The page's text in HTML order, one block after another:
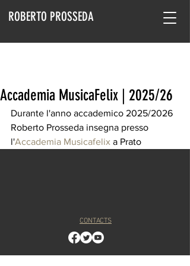
ROBERTO PROSSEDA
Accademia MusicaFelix | 2025/26
Durante l'anno accademico 2025/2026
Roberto Prosseda insegna presso
l'Accademia Musicafelix a Prato
CONTACTS